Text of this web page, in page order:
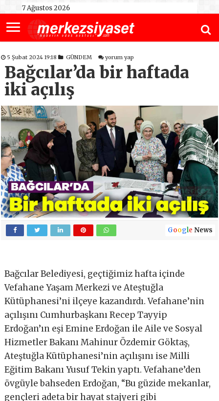
7 Ağustos 2026
5 Şubat 2024 19:18 GÜNDEM yorum yap
Bağcılar’da bir haftada
iki açılış
Google News
Bağcılar Belediyesi, geçtiğimiz hafta içinde
Vefahane Yaşam Merkezi ve Ateştuğla
Kütüphanesi’ni ilçeye kazandırdı. Vefahane’nin
açılışını Cumhurbaşkanı Recep Tayyip
Erdoğan’ın eşi Emine Erdoğan ile Aile ve Sosyal
Hizmetler Bakanı Mahinur Özdemir Göktaş,
Ateştuğla Kütüphanesi’nin açılışını ise Milli
Eğitim Bakanı Yusuf Tekin yaptı. Vefahane’den
övgüyle bahseden Erdoğan, “Bu güzide mekanlar,
gençleri adeta bir hayat stajyeri gibi